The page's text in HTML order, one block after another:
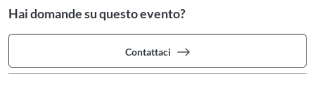
Hai domande su questo evento?
Contattaci